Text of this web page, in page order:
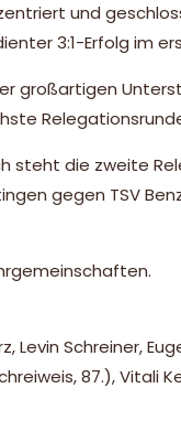
und
3:1-Erfolg im
großartigen
die zweite
gegen TSV
Levin Schreiner,
87.), Vitali